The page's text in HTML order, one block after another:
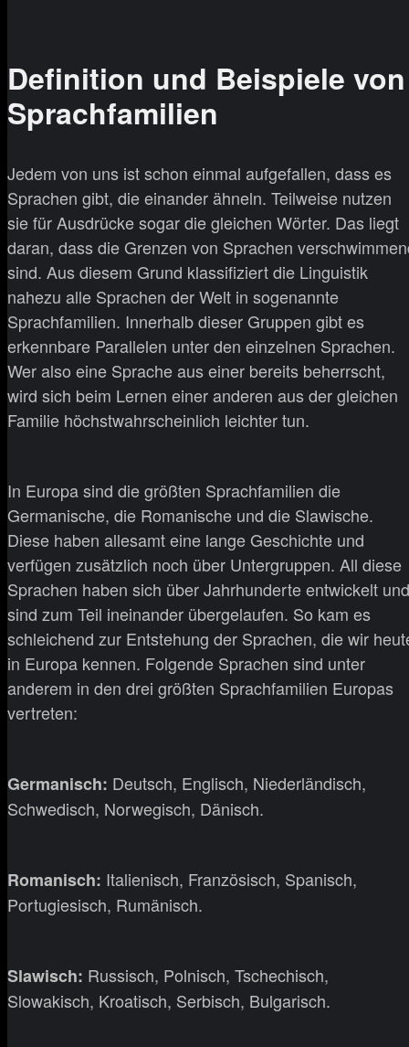
Definition und Beispiele von
Sprachfamilien
Jedem von uns ist schon einmal aufgefallen, dass es
Sprachen gibt, die einander ähneln. Teilweise nutzen
sie für Ausdrücke sogar die gleichen Wörter. Das liegt
daran, dass die Grenzen von Sprachen
sind. Aus diesem Grund klassifiziert die Linguistik
nahezu alle Sprachen der Welt in sogenannte
Sprachfamilien. Innerhalb dieser Gruppen gibt es
erkennbare Parallelen unter den einzelnen Sprachen.
Wer also eine Sprache aus einer bereits beherrscht,
wird sich beim Lernen einer anderen aus der gleichen
Familie höchstwahrscheinlich leichter tun.
In Europa sind die größten Sprachfamilien die
Germanische, die Romanische und die Slawische.
Diese haben allesamt eine lange Geschichte und
verfügen zusätzlich noch über Untergruppen. All diese
Sprachen haben sich über Jahrhunderte entwickelt und
sind zum Teil ineinander übergelaufen. So kam es
schleichend zur Entstehung der Sprachen, die wir
in Europa kennen. Folgende Sprachen sind unter
anderem in den drei größten Sprachfamilien Europas
vertreten:
Germanisch: Deutsch, Englisch, Niederländisch,
Schwedisch, Norwegisch, Dänisch.
Romanisch: Italienisch, Französisch, Spanisch,
Portugiesisch, Rumänisch.
Slawisch: Russisch, Polnisch, Tschechisch,
Slowakisch, Kroatisch, Serbisch, Bulgarisch.